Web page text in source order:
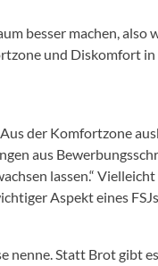
besser machen, also
und Diskomfort
der Komfortzone
aus
lassen.“
Aspekt eines
nenne. Statt Brot gibt